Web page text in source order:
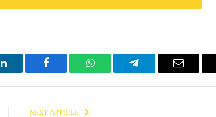
LinkedIn Facebook WhatsAppTelegram Email
NEXT ARTICLE